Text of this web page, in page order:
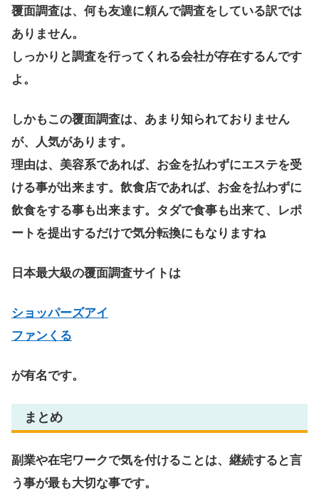
覆面調査は、何も友達に頼んで調査をしている訳では
ありません。
しっかりと調査を行ってくれる会社が存在するんです
よ。
しかもこの覆面調査は、あまり知られておりません
が、人気があります。
理由は、美容系であれば、お金を払わずにエステを受
ける事が出来ます。飲食店であれば、お金を払わずに
飲食をする事も出来ます。タダで食事も出来て、レポ
ートを提出するだけで気分転換にもなりますね
日本最大級の覆面調査サイトは
ショッパーズアイ
ファンくる
が有名です。
まとめ
副業や在宅ワークで気を付けることは、継続すると言
う事が最も大切な事です。